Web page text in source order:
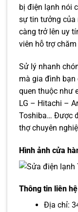
bị điện lạnh nói
sự tin tưởng của
càng trở lên uy
viên hỗ trợ
Sử lý nhanh
mà gia đình
quen thuộc như
LG – Hitachi –
Toshiba… Được
thợ chuyên
Hình ảnh cửa
Thông tin liên
Địa chỉ: